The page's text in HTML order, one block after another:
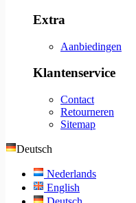
Extra
Aanbiedingen
Klantenservice
Contact
Retourneren
Sitemap
Deutsch
Nederlands
English